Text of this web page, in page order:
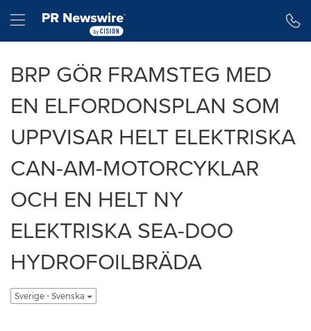
Hamburger menu
BRP GÖR FRAMSTEG MED
EN ELFORDONSPLAN SOM
UPPVISAR HELT ELEKTRISKA
CAN-AM-MOTORCYKLAR
OCH EN HELT NY
ELEKTRISKA SEA-DOO
HYDROFOILBRÄDA
Sverige - Svenska